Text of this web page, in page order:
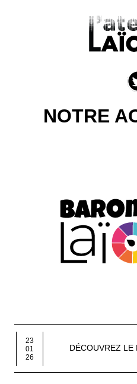
NOTRE
23
01
26
DÉCOUVREZ LE